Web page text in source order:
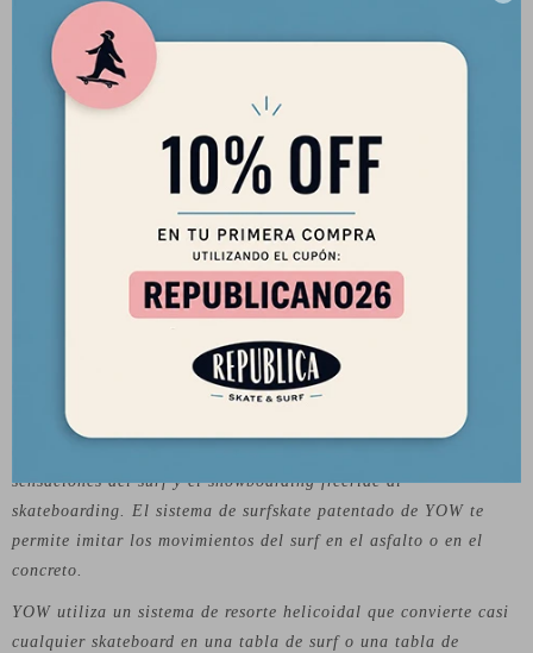
determinación y elegancia – y una clara influencia de las tablas
de skate oldschool, las Fanning Falcon ya se han convertido en
un nuevo clásico dentro de nuestro quiver.
La Fanning Falcon Performer es la combinación entre los
mundos del surfskate y el skate oldschool. Su outline ancho e
inspirado en las tablas pool-shape, junto al cóncavo grande y
rocker en nose y tail aseguran que tus piés no se muevan un pelo
mientras haces los giros más precisos y los aéreos más grandes.
El sistema de surfskate Meraki (S5) junto a las ruedas Ura
66x51mm 80A crean una fórmula ideal que te dará una de las
YOW explora las intersecciones entre el océano, la montaña y el
sensaciones del surf y el snowboarding freeride al
skateboarding. El sistema de surfskate patentado de YOW te
permite imitar los movimientos del surf en el asfalto o en el
concreto.
YOW utiliza un sistema de resorte helicoidal que convierte casi
cualquier skateboard en una tabla de surf o una tabla de